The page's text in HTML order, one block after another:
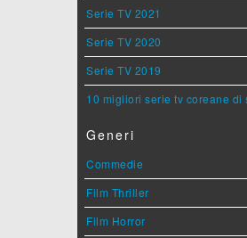
Serie TV 2021
Serie TV 2020
Serie TV 2019
10 migliori serie tv coreane di
Generi
Commedie
Film Thriller
Film Horror